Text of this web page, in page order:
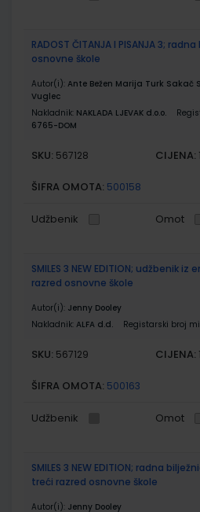
RADOST ČITANJA I PISANJA 3;
osnovne škole
Autor(i): Ante Bežen Marija Turk Sakač
Vuglec
Nakladnik: NAKLADA LJEVAK d.o.o.
6765-DOM
SKU: 567128 CIJENA:
ŠIFRA OMOTA: 500158
Udžbenik Omot
SMILES 3 NEW EDITION; udžbenik
razred osnovne škole
Autor(i): Jenny Dooley
Nakladnik: ALFA d.d. Registarski broj
SKU: 567129 CIJENA:
ŠIFRA OMOTA: 500163
Udžbenik Omot
SMILES 3 NEW EDITION; radna
treći razred osnovne škole
Autor(i): Jenny Dooley